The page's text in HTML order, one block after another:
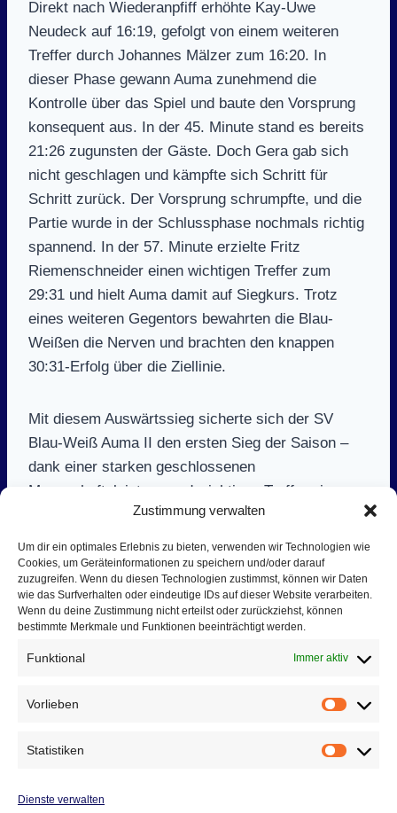
Zustimmung verwalten
Um dir ein optimales Erlebnis zu bieten, verwenden wir Technologien wie
Cookies, um Geräteinformationen zu speichern und/oder darauf
zuzugreifen. Wenn du diesen Technologien zustimmst, können wir Daten
wie das Surfverhalten oder eindeutige IDs auf dieser Website verarbeiten.
Wenn du deine Zustimmung nicht erteilst oder zurückziehst, können
bestimmte Merkmale und Funktionen beeinträchtigt werden.
Funktional Immer aktiv
Vorlieben
Statistiken
Dienste verwalten
Direkt nach Wiederanpfiff erhöhte Kay-Uwe
Neudeck auf 16:19, gefolgt von einem weiteren
Treffer durch Johannes Mälzer zum 16:20. In
dieser Phase gewann Auma zunehmend die
Kontrolle über das Spiel und baute den Vorsprung
konsequent aus. In der 45. Minute stand es bereits
21:26 zugunsten der Gäste. Doch Gera gab sich
nicht geschlagen und kämpfte sich Schritt für
Schritt zurück. Der Vorsprung schrumpfte, und die
Partie wurde in der Schlussphase nochmals richtig
spannend. In der 57. Minute erzielte Fritz
Riemenschneider einen wichtigen Treffer zum
29:31 und hielt Auma damit auf Siegkurs. Trotz
eines weiteren Gegentors bewahrten die Blau-
Weißen die Nerven und brachten den knappen
30:31-Erfolg über die Ziellinie.
Mit diesem Auswärtssieg sicherte sich der SV
Blau-Weiß Auma II den ersten Sieg der Saison –
dank einer starken geschlossenen
Mannschaftsleistung und wichtigen Treffern in
entscheidenden Momenten.
Auma spielte mit: Erik Hoffmann (15), Jonathan
Lerch (5), Johannes Mälzer (2), Fritz
Riemenschneider (4), Manuel Gaipl (4), Kay-Uwe
Spieltag 1 (25.10.2025):
Blau-Weiß Auma II
Spieltag 2 (01.11.2025):